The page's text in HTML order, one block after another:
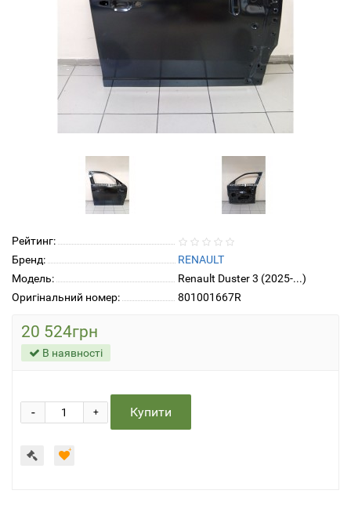
Рейтинг:
Бренд:
RENAULT
Модель:
Renault Duster 3 (2025-...)
Оригінальний номер:
801001667R
20 524грн
В наявності
+
- Купити